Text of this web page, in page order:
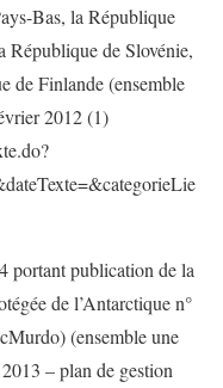
Bas, la République
République de Slovénie,
de Finlande (ensemble
2012 (1)
portant publication de la
de l’Antarctique n°
(ensemble une
– plan de gestion